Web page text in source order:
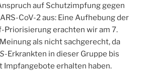
auf Schutzimpfung gegen
CoV-2 aus: Eine Aufhebung der
Priorisierung erachten wir am 7.
als nicht sachgerecht, da
-Erkrankten in dieser Gruppe bis
Impfangebote erhalten haben.